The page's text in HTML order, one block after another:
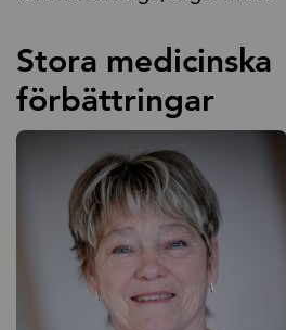
Stora medicinska
förbättringar